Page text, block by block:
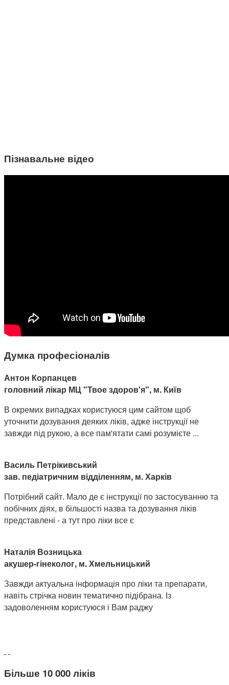
Пізнавальне відео
Думка професіоналів
Антон Корпанцев
головний лікар МЦ "Твое здоров'я", м. Київ
В окремих випадках користуюся цим сайтом щоб
уточнити дозування деяких ліків, адже інструкції не
завжди під рукою, а все пам'ятати самі розумієте ...
Василь Петрікивський
зав. педіатричним відділенням, м. Харків
Потрібний сайт. Мало де є інструкції по застосуванню та
побічних діях, в більшості назва та дозування ліків
представлені - а тут про ліки все є
Наталія Возницька
акушер-гінеколог, м. Хмельницький
Завжди актуальна інформація про ліки та препарати,
навіть стрічка новин тематично підібрана. Із
задоволенням користуюся і Вам раджу
Більше 10 000 ліків